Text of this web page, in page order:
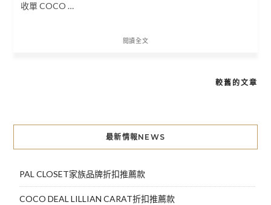
收單 COCO …
閱讀全文
導
覽
較舊的文章
最新情報NEWS
PAL CLOSET家族品牌折扣推薦款
COCO DEAL LILLIAN CARAT折扣推薦款